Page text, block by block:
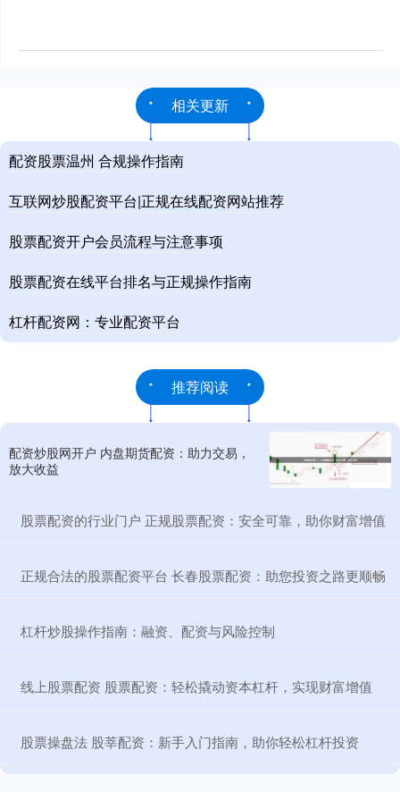
相关更新
配资股票温州 合规操作指南
互联网炒股配资平台|正规在线配资网站推荐
股票配资开户会员流程与注意事项
股票配资在线平台排名与正规操作指南
杠杆配资网：专业配资平台
推荐阅读
配资炒股网开户 内盘期货配资：助力交易，
放大收益
​股票配资的行业门户 正规股票配资：安全可靠，助你财富增值
​正规合法的股票配资平台 长春股票配资：助您投资之路更顺畅
​杠杆炒股操作指南：融资、配资与风险控制
​线上股票配资 股票配资：轻松撬动资本杠杆，实现财富增值
​股票操盘法 股莘配资：新手入门指南，助你轻松杠杆投资